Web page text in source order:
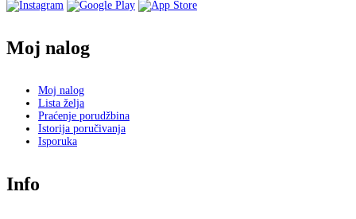
Moj nalog
Moj nalog
Lista želja
Praćenje porudžbina
Istorija poručivanja
Isporuka
Info